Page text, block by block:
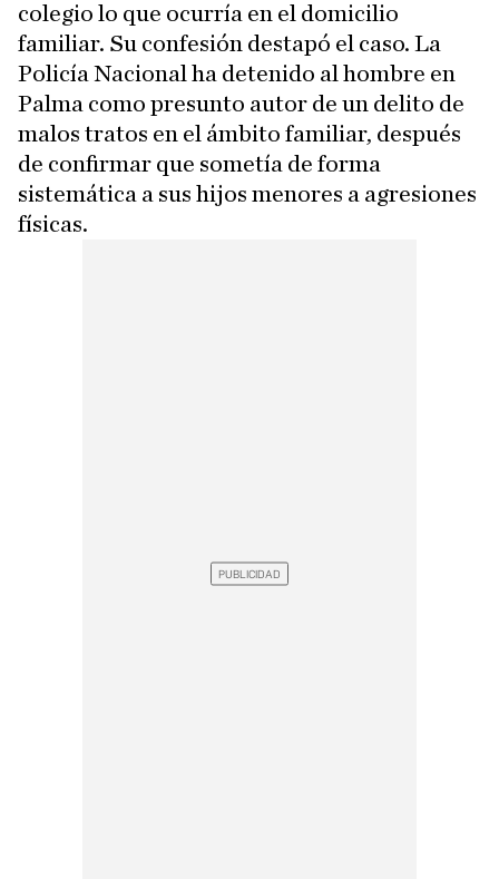
colegio lo que ocurría en el domicilio
familiar. Su confesión destapó el caso. La
Policía Nacional ha detenido al hombre en
Palma como presunto autor de un delito de
malos tratos en el ámbito familiar, después
de confirmar que sometía de forma
sistemática a sus hijos menores a agresiones
físicas.